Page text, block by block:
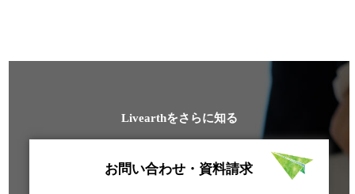
Livearthをさらに知る
お問い合わせ・資料請求